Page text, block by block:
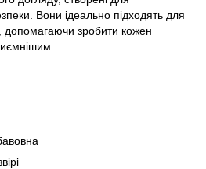
Вони ідеально підходять для
допомагаючи зробити кожен